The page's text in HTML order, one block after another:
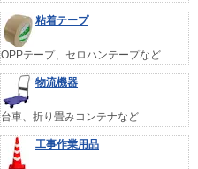
粘着テープ
OPPテープ、セロハンテープなど
物流機器
台車、折り畳みコンテナなど
工事作業用品